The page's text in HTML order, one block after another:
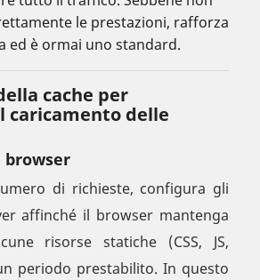
le prestazioni, rafforza
ed è ormai uno standard.
cache per
caricamento delle
browser
di richieste, configura gli
affinché il browser mantenga
risorse statiche (CSS, JS,
periodo prestabilito. In questo